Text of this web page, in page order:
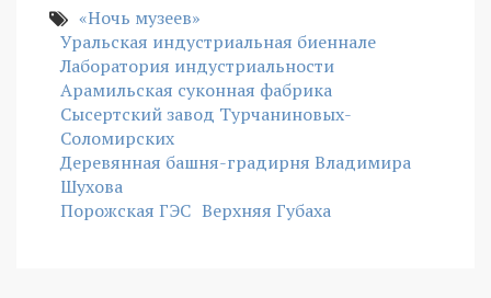
«Ночь музеев»
Уральская индустриальная биеннале
Лаборатория индустриальности
Арамильская суконная фабрика
Сысертский завод Турчаниновых-
Соломирских
Деревянная башня-градирня Владимира
Шухова
Порожская ГЭС Верхняя Губаха